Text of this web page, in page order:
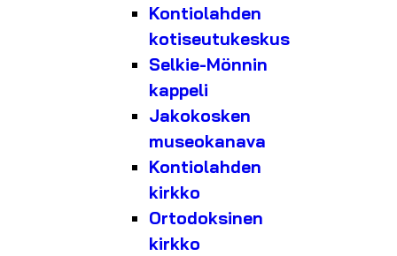
Kontiolahden
kotiseutukeskus
Selkie-Mönnin
kappeli
Jakokosken
museokanava
Kontiolahden
kirkko
Ortodoksinen
kirkko